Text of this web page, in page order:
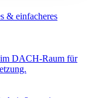
& einfacheres
im DACH-Raum für